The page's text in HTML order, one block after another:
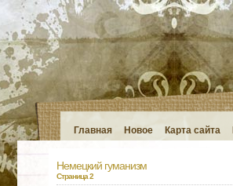
Главная Новое Карта сайта
Немецкий гуманизм
Страница 2